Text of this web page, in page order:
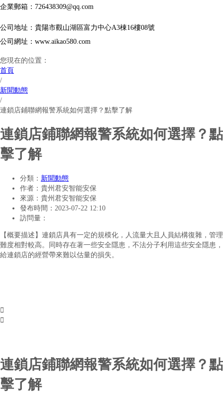
企業郵箱：726438309@qq.com
公司地址：貴陽市觀山湖區富力中心A3棟16樓08號
公司網址：www.aikao580.com
您現在的位置：
首頁
/
新聞動態
/
連鎖店鋪聯網報警系統如何選擇？點擊了解
連鎖店鋪聯網報警系統如何選擇？點
擊了解
分類： 新聞動態
作者： 貴州君安智能安保
來源： 貴州君安智能安保
發布時間： 2023-07-22 12:10
訪問量：
【概要描述】 連鎖店具有一定的規模化，人流量大且人員結構復雜，管理
難度相對較高。同時存在著一些安全隱患，不法分子利用這些安全隱患，
給連鎖店的經營帶來難以估量的損失。


連鎖店鋪聯網報警系統如何選擇？點
擊了解